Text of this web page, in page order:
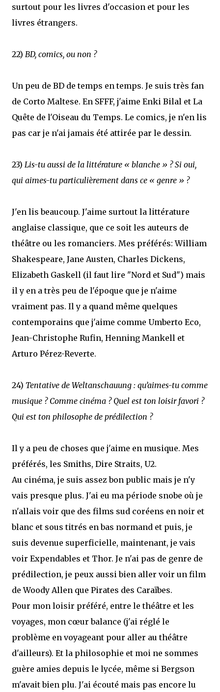
surtout pour les livres d'occasion et pour les
livres étrangers.
22) BD, comics, ou non ?
Un peu de BD de temps en temps. Je suis très fan
de Corto Maltese. En SFFF, j'aime Enki Bilal et La
Quête de l'Oiseau du Temps. Le comics, je n'en lis
pas car je n'ai jamais été attirée par le dessin.
23) Lis-tu aussi de la littérature « blanche » ? Si oui,
qui aimes-tu particulièrement dans ce « genre » ?
J'en lis beaucoup. J'aime surtout la littérature
anglaise classique, que ce soit les auteurs de
théâtre ou les romanciers. Mes préférés: William
Shakespeare, Jane Austen, Charles Dickens,
Elizabeth Gaskell (il faut lire "Nord et Sud") mais
il y en a très peu de l'époque que je n'aime
vraiment pas. Il y a quand même quelques
contemporains que j'aime comme Umberto Eco,
Jean-Christophe Rufin, Henning Mankell et
Arturo Pérez-Reverte.
24) Tentative de Weltanschauung : qu’aimes-tu comme
musique ? Comme cinéma ? Quel est ton loisir favori ?
Qui est ton philosophe de prédilection ?
Il y a peu de choses que j'aime en musique. Mes
préférés, les Smiths, Dire Straits, U2.
Au cinéma, je suis assez bon public mais je n'y
vais presque plus. J'ai eu ma période snobe où je
n'allais voir que des films sud coréens en noir et
blanc et sous titrés en bas normand et puis, je
suis devenue superficielle, maintenant, je vais
voir Expendables et Thor. Je n'ai pas de genre de
prédilection, je peux aussi bien aller voir un film
de Woody Allen que Pirates des Caraïbes.
Pour mon loisir préféré, entre le théâtre et les
voyages, mon cœur balance (j'ai réglé le
problème en voyageant pour aller au théâtre
d'ailleurs). Et la philosophie et moi ne sommes
guère amies depuis le lycée, même si Bergson
m'avait bien plu. J'ai écouté mais pas encore lu